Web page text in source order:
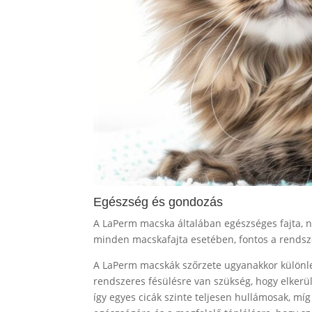
Egészség és gondozás
A LaPerm macska általában egészséges
minden macskafajta esetében, fontos a
A LaPerm macskák szőrzete ugyanakkor
rendszeres fésülésre van szükség, hogy
így egyes cicák szinte teljesen hullámosak,